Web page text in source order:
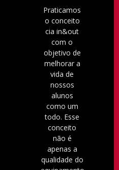
Praticamos
o conceito
cia in&out
com o
objetivo de
melhorar a
vida de
nossos
alunos
como um
todo. Esse
conceito
não é
apenas a
qualidade do